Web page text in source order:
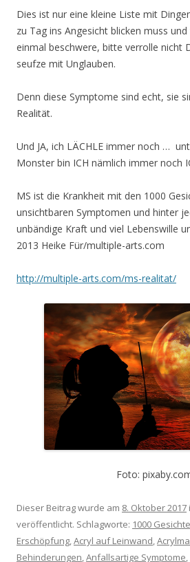
Dies ist nur eine kleine Liste mit
zu Tag ins Angesicht blicken muss
einmal beschwere, bitte verrolle nicht
seufze mit Unglauben.
Denn diese Symptome sind echt, sie
Realität.
Und JA, ich LÄCHLE immer noch …
Monster bin ICH nämlich immer noch
MS ist die Krankheit mit den 1000
unsichtbaren Symptomen und hinter
unbändige Kraft und viel Lebenswille
2013 Heike Für/multiple-arts.com
http://multiple-arts.com/ms-realitat/
Foto:
Dieser Beitrag wurde am 8. Oktober 2017
veröffentlicht. Schlagworte: 1000
Erschöpfung,Acryl auf Leinwand,
Behinderungen,Anfallsartige Symptome,